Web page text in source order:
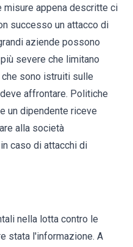
appena descritte ci
successo un attacco di
aziende possono
severe che limitano
sono istruiti sulle
affrontare. Politiche
un dipendente riceve
alla società
caso di attacchi di
nella lotta contro le
stata l'informazione. A